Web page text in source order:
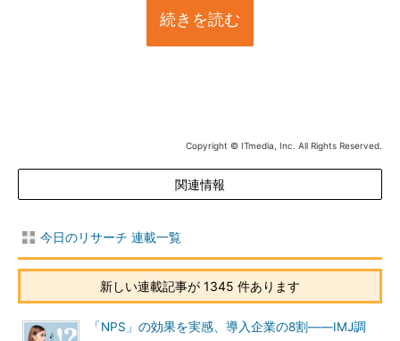
続きを読む
Copyright © ITmedia, Inc. All Rights Reserved.
関連情報
今日のリサーチ 連載一覧
新しい連載記事が 1345 件あります
「NPS」の効果を実感、導入企業の8割――IMJ調